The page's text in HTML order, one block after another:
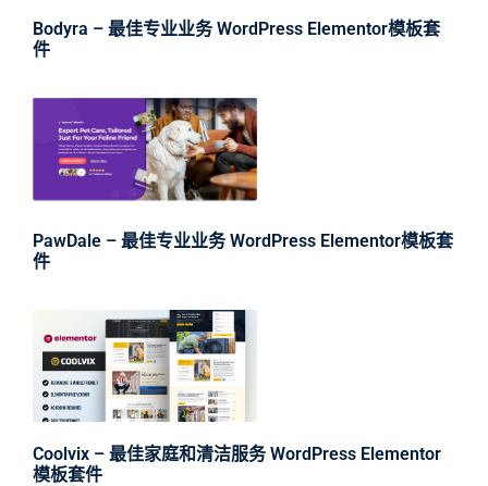
Bodyra – 最佳专业业务 WordPress Elementor模板套
件
PawDale – 最佳专业业务 WordPress Elementor模板套
件
Coolvix – 最佳家庭和清洁服务 WordPress Elementor
模板套件